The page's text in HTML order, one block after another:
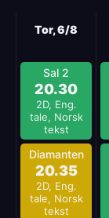
Tor, 6/8
Sal 2
20.30
2D, Eng.
tale, Norsk
tekst
Diamanten
20.35
2D, Eng.
tale, Norsk
tekst